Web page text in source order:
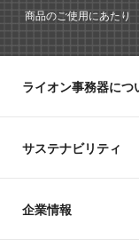
商品のご使用にあたり
ライオン事務器につ
サステナビリティ
企業情報